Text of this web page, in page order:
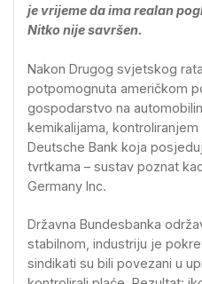
je vrijeme da ima realan
Nitko nije savršen.
Nakon Drugog svjetskog
potpomognuta američkom
gospodarstvo na
kemikalijama,
Deutsche Bank koja
tvrtkama – sustav poznat
Germany Inc.
Državna Bundesbanka
stabilnom, industriju je
sindikati su bili povezani u